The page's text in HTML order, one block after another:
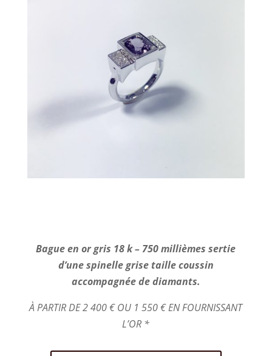
Bague en or gris 18 k – 750 millièmes sertie
d’une spinelle grise taille coussin
accompagnée de diamants.
À PARTIR DE 2 400 € OU 1 550 € EN FOURNISSANT
L’OR *